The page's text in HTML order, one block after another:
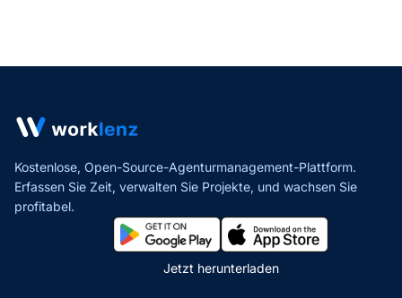
Kostenlose, Open-Source-Agenturmanagement-Plattform.
Erfassen Sie Zeit, verwalten Sie Projekte, und wachsen Sie
profitabel.
Jetzt herunterladen